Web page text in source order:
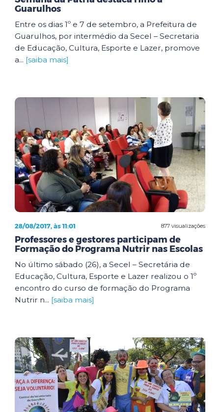
Guarulhos
Entre os dias 1º e 7 de setembro, a Prefeitura de
Guarulhos, por intermédio da Secel – Secretaria
de Educação, Cultura, Esporte e Lazer, promove
a... [saiba mais]
877 visualizações
28/08/2017, às 11:01
Professores e gestores participam de
Formação do Programa Nutrir nas Escolas
No último sábado (26), a Secel – Secretária de
Educação, Cultura, Esporte e Lazer realizou o 1º
encontro do curso de formação do Programa
Nutrir n... [saiba mais]